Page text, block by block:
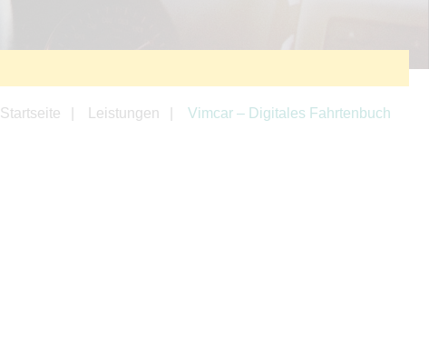
Startseite Leistungen Vimcar – Digitales Fahrtenbuch